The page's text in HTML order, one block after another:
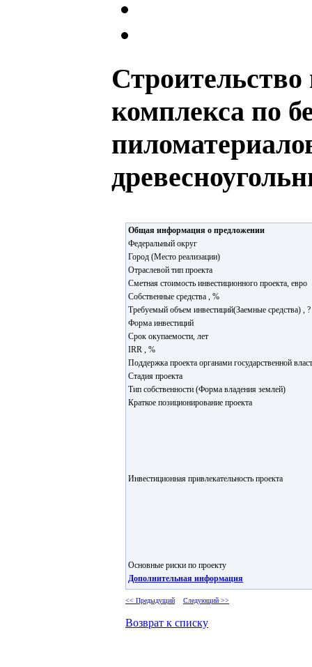
Строительство
комплекса по
Общая информация о предложении
Федеральный округ
Город (Место реализации)
Отраслевой тип проекта
Сметная стоимость инвестиционного проекта, евро
Собственные средства , %
Требуемый объем инвестиций(Заемные средства) , ?
Форма инвестиций
Срок окупаемости, лет
IRR , %
Поддержка проекта органами государственной
Стадия проекта
Тип собственности (Форма владения землей)
Краткое позиционирование проекта
Инвестиционная привлекательность проекта
Основные риски по проекту
Дополнительная информация
<< Предыдущий Следующий >>
Возврат к списку